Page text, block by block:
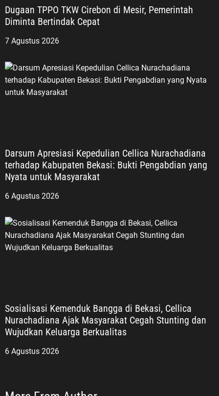
Dugaan TPPO TKW Cirebon di Mesir, Pemerintah
Diminta Bertindak Cepat
7 Agustus 2026
Darsum Apresiasi Kepedulian Cellica Nurachadiana
terhadap Kabupaten Bekasi: Bukti Pengabdian yang
Nyata untuk Masyarakat
6 Agustus 2026
Sosialisasi Kemenduk Bangga di Bekasi, Cellica
Nurachadiana Ajak Masyarakat Cegah Stunting dan
Wujudkan Keluarga Berkualitas
6 Agustus 2026